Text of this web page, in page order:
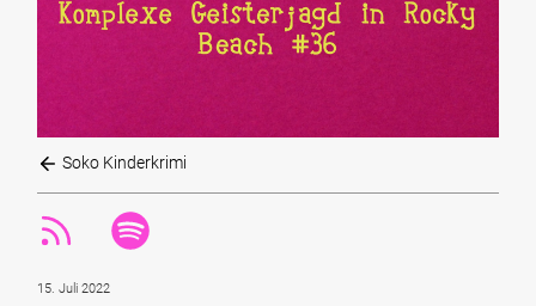
Soko Kinderkrimi
15. Juli 2022